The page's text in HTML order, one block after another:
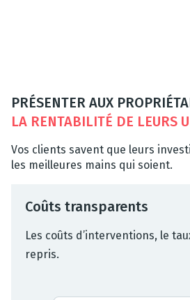
PRÉSENTER AUX
LA RENTABILITÉ DE LEURS
Vos clients savent que leurs
les meilleures mains qui soient.
Coûts transparents
Les coûts d’interventions, le
repris.